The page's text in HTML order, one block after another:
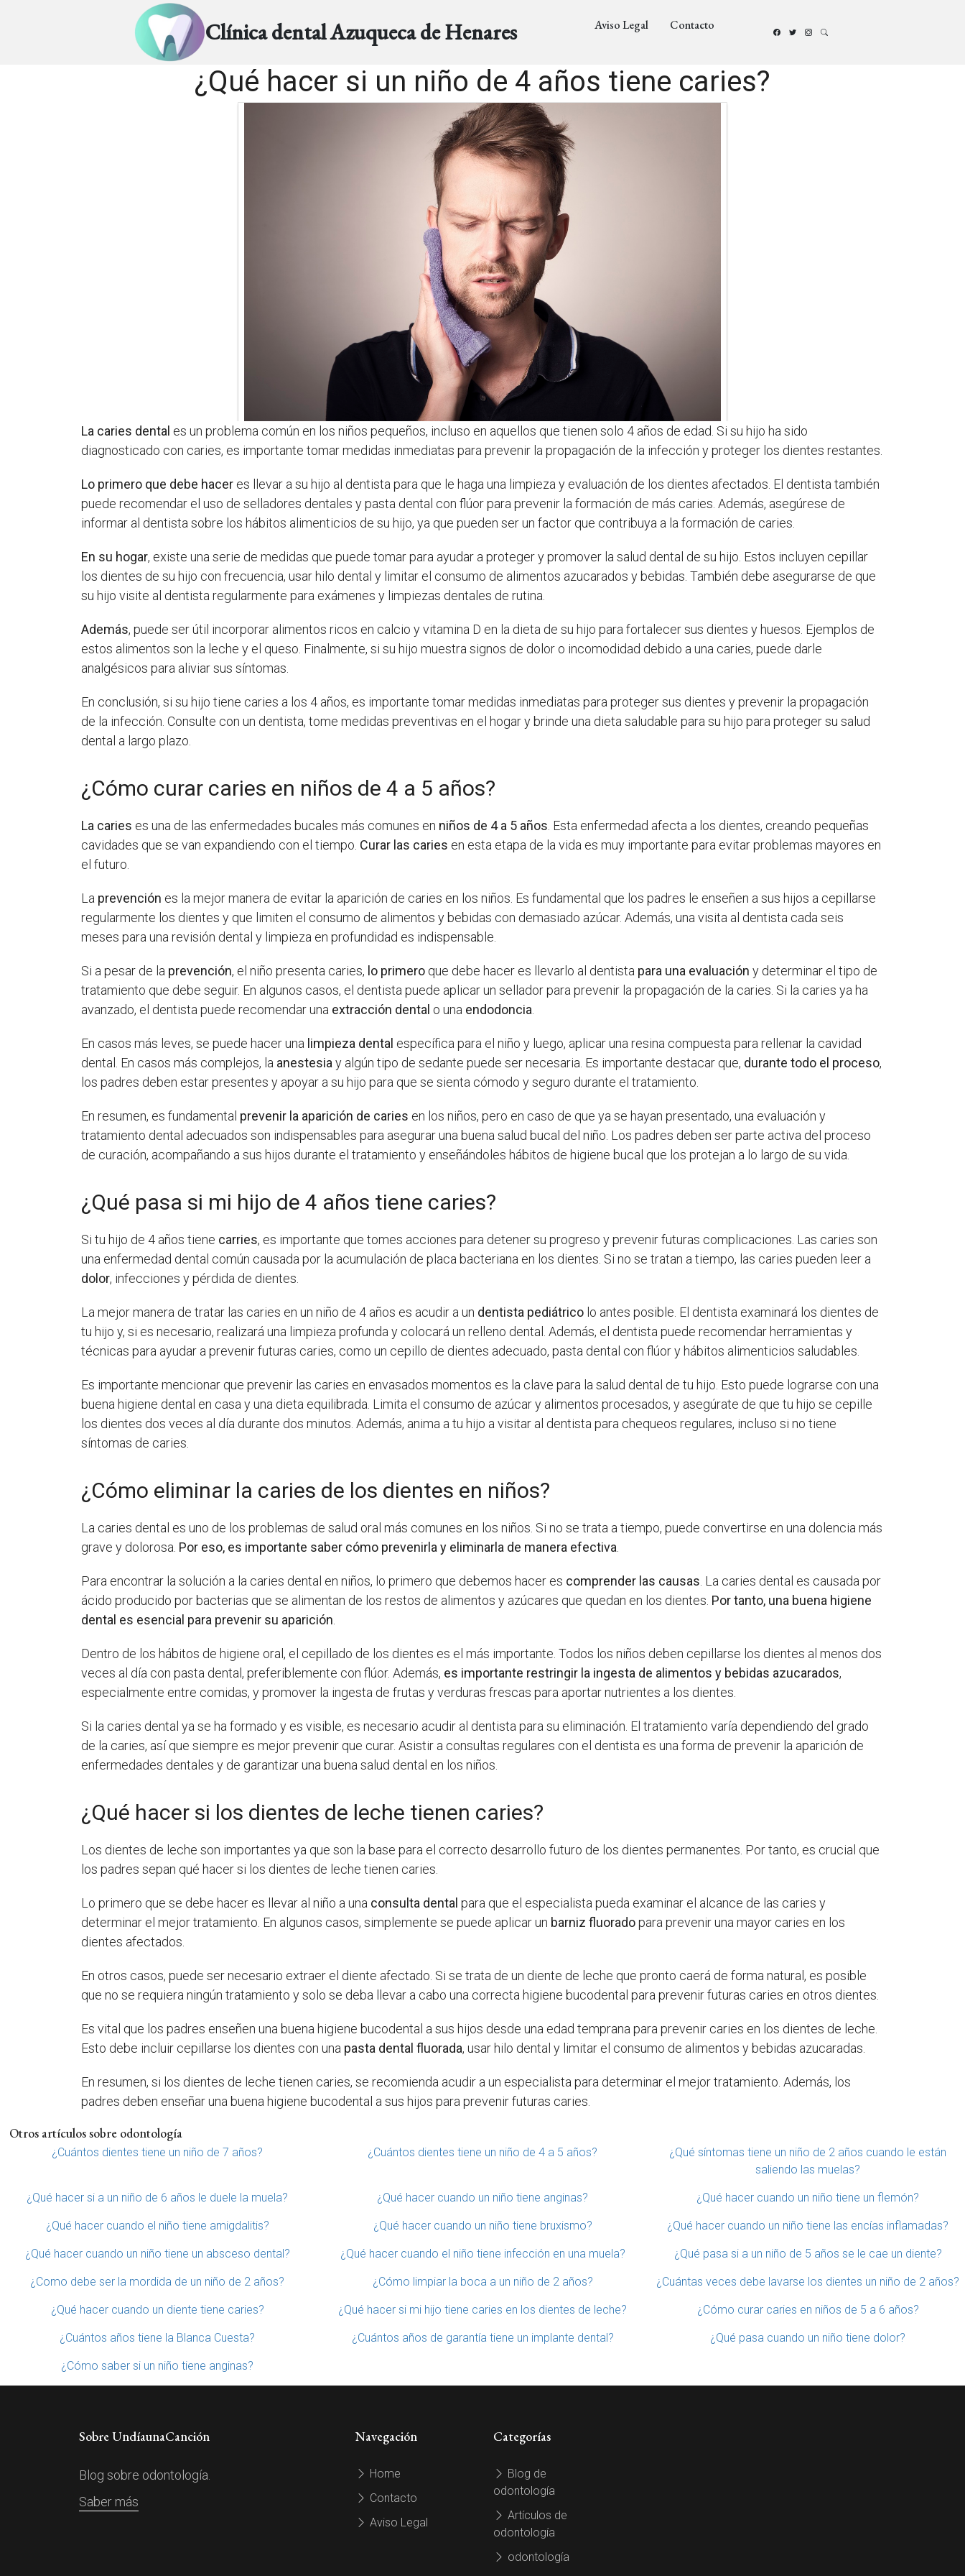
Clínica dental Azuqueca de Henares Aviso Legal Contacto
¿Qué hacer si un niño de 4 años tiene caries?
La caries dental es un problema común en los niños pequeños, incluso en aquellos que tienen solo 4 años de edad. Si su hijo ha sido
diagnosticado con caries, es importante tomar medidas inmediatas para prevenir la propagación de la infección y proteger los dientes restantes.
Lo primero que debe hacer es llevar a su hijo al dentista para que le haga una limpieza y evaluación de los dientes afectados. El dentista también
puede recomendar el uso de selladores dentales y pasta dental con flúor para prevenir la formación de más caries. Además, asegúrese de
informar al dentista sobre los hábitos alimenticios de su hijo, ya que pueden ser un factor que contribuya a la formación de caries.
En su hogar, existe una serie de medidas que puede tomar para ayudar a proteger y promover la salud dental de su hijo. Estos incluyen cepillar
los dientes de su hijo con frecuencia, usar hilo dental y limitar el consumo de alimentos azucarados y bebidas. También debe asegurarse de que
su hijo visite al dentista regularmente para exámenes y limpiezas dentales de rutina.
Además, puede ser útil incorporar alimentos ricos en calcio y vitamina D en la dieta de su hijo para fortalecer sus dientes y huesos. Ejemplos de
estos alimentos son la leche y el queso. Finalmente, si su hijo muestra signos de dolor o incomodidad debido a una caries, puede darle
analgésicos para aliviar sus síntomas.
En conclusión, si su hijo tiene caries a los 4 años, es importante tomar medidas inmediatas para proteger sus dientes y prevenir la propagación
de la infección. Consulte con un dentista, tome medidas preventivas en el hogar y brinde una dieta saludable para su hijo para proteger su salud
dental a largo plazo.
¿Cómo curar caries en niños de 4 a 5 años?
La caries es una de las enfermedades bucales más comunes en niños de 4 a 5 años . Esta enfermedad afecta a los dientes, creando pequeñas
cavidades que se van expandiendo con el tiempo. Curar las caries en esta etapa de la vida es muy importante para evitar problemas mayores en
el futuro.
La prevención es la mejor manera de evitar la aparición de caries en los niños. Es fundamental que los padres le enseñen a sus hijos a cepillarse
regularmente los dientes y que limiten el consumo de alimentos y bebidas con demasiado azúcar. Además, una visita al dentista cada seis
meses para una revisión dental y limpieza en profundidad es indispensable.
Si a pesar de la prevención, el niño presenta caries, lo primero que debe hacer es llevarlo al dentista para una evaluación y determinar el tipo de
tratamiento que debe seguir. En algunos casos, el dentista puede aplicar un sellador para prevenir la propagación de la caries. Si la caries ya ha
avanzado, el dentista puede recomendar una extracción dental o una endodoncia
En casos más leves, se puede hacer una limpieza dental específica para el niño y luego, aplicar una resina compuesta para rellenar la cavidad
dental. En casos más complejos, la anestesia y algún tipo de sedante puede ser necesaria. Es importante destacar que, durante todo el proceso,
los padres deben estar presentes y apoyar a su hijo para que se sienta cómodo y seguro durante el tratamiento.
En resumen, es fundamental prevenir la aparición de caries en los niños, pero en caso de que ya se hayan presentado, una evaluación y
tratamiento dental adecuados son indispensables para asegurar una buena salud bucal del niño. Los padres deben ser parte activa del proceso
de curación, acompañando a sus hijos durante el tratamiento y enseñándoles hábitos de higiene bucal que los protejan a lo largo de su vida.
¿Qué pasa si mi hijo de 4 años tiene caries?
Si tu hijo de 4 años tiene carries, es importante que tomes acciones para detener su progreso y prevenir futuras complicaciones. Las caries son
una enfermedad dental común causada por la acumulación de placa bacteriana en los dientes. Si no se tratan a tiempo, las caries pueden leer a
dolor, infecciones y pérdida de dientes.
La mejor manera de tratar las caries en un niño de 4 años es acudir a un dentista pediátrico lo antes posible. El dentista examinará los dientes de
tu hijo y, si es necesario, realizará una limpieza profunda y colocará un relleno dental. Además, el dentista puede recomendar herramientas y
técnicas para ayudar a prevenir futuras caries, como un cepillo de dientes adecuado, pasta dental con flúor y hábitos alimenticios saludables.
Es importante mencionar que prevenir las caries en envasados momentos es la clave para la salud dental de tu hijo. Esto puede lograrse con una
buena higiene dental en casa y una dieta equilibrada. Limita el consumo de azúcar y alimentos procesados, y asegúrate de que tu hijo se cepille
los dientes dos veces al día durante dos minutos. Además, anima a tu hijo a visitar al dentista para chequeos regulares, incluso si no tiene
síntomas de caries.
¿Cómo eliminar la caries de los dientes en niños?
La caries dental es uno de los problemas de salud oral más comunes en los niños. Si no se trata a tiempo, puede convertirse en una dolencia más
grave y dolorosa. Por eso, es importante saber cómo prevenirla y eliminarla de manera efectiva
Para encontrar la solución a la caries dental en niños, lo primero que debemos hacer es comprender las causas . La caries dental es causada por
ácido producido por bacterias que se alimentan de los restos de alimentos y azúcares que quedan en los dientes. Por tanto, una buena higiene
dental es esencial para prevenir su aparición
Dentro de los hábitos de higiene oral, el cepillado de los dientes es el más importante. Todos los niños deben cepillarse los dientes al menos dos
veces al día con pasta dental, preferiblemente con flúor. Además, es importante restringir la ingesta de alimentos y bebidas azucarados,
especialmente entre comidas, y promover la ingesta de frutas y verduras frescas para aportar nutrientes a los dientes.
Si la caries dental ya se ha formado y es visible, es necesario acudir al dentista para su eliminación. El tratamiento varía dependiendo del grado
de la caries, así que siempre es mejor prevenir que curar. Asistir a consultas regulares con el dentista es una forma de prevenir la aparición de
enfermedades dentales y de garantizar una buena salud dental en los niños.
¿Qué hacer si los dientes de leche tienen caries?
Los dientes de leche son importantes ya que son la base para el correcto desarrollo futuro de los dientes permanentes. Por tanto, es crucial que
los padres sepan qué hacer si los dientes de leche tienen caries.
Lo primero que se debe hacer es llevar al niño a una consulta dental para que el especialista pueda examinar el alcance de las caries y
determinar el mejor tratamiento. En algunos casos, simplemente se puede aplicar un barniz fluoradopara prevenir una mayor caries en los
dientes afectados.
En otros casos, puede ser necesario extraer el diente afectado. Si se trata de un diente de leche que pronto caerá de forma natural, es posible
que no se requiera ningún tratamiento y solo se deba llevar a cabo una correcta higiene bucodental para prevenir futuras caries en otros dientes.
Es vital que los padres enseñen una buena higiene bucodental a sus hijos desde una edad temprana para prevenir caries en los dientes de leche.
Esto debe incluir cepillarse los dientes con una pasta dental fluorada, usar hilo dental y limitar el consumo de alimentos y bebidas azucaradas.
En resumen, si los dientes de leche tienen caries, se recomienda acudir a un especialista para determinar el mejor tratamiento. Además, los
padres deben enseñar una buena higiene bucodental a sus hijos para prevenir futuras caries.
Otros artículos sobre odontología
¿Cuántos dientes tiene un niño de 7 años? ¿Cuántos dientes tiene un niño de 4 a 5 años?
¿Qué síntomas tiene un niño de 2 años cuando le están
saliendo las muelas?
¿Qué hacer si a un niño de 6 años le duele la muela? ¿Qué hacer cuando un niño tiene anginas? ¿Qué hacer cuando un niño tiene un flemón?
¿Qué hacer cuando el niño tiene amigdalitis? ¿Qué hacer cuando un niño tiene bruxismo? ¿Qué hacer cuando un niño tiene las encías inflamadas?
¿Qué hacer cuando un niño tiene un absceso dental? ¿Qué hacer cuando el niño tiene infección en una muela? ¿Qué pasa si a un niño de 5 años se le cae un diente?
¿Como debe ser la mordida de un niño de 2 años? ¿Cómo limpiar la boca a un niño de 2 años? ¿Cuántas veces debe lavarse los dientes un niño de 2 años?
¿Qué hacer cuando un diente tiene caries? ¿Qué hacer si mi hijo tiene caries en los dientes de leche? ¿Cómo curar caries en niños de 5 a 6 años?
¿Cuántos años tiene la Blanca Cuesta? ¿Cuántos años de garantía tiene un implante dental? ¿Qué pasa cuando un niño tiene dolor?
¿Cómo saber si un niño tiene anginas?
Sobre UndíaunaCanción
Blog sobre odontología.
Saber más
Navegación
Home
Contacto
Aviso Legal
Categorías
Blog de
odontología
Artículos de
odontología
odontología